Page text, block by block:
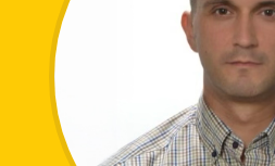
uragane i požare,
zasnovanih na podacima za
upravljanje rizikom, obradu
procjenu rizika. Takođe je
kroz inovativna osiguravajuća
koristi svemirsku tehnologiju